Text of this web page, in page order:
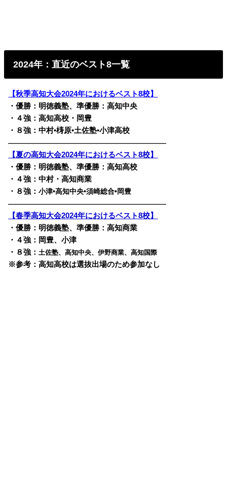
2024年：直近のベスト8一覧
【秋季高知大会2024年におけるベスト8校】
・優勝：明徳義塾、準優勝：高知中央
・４強：高知高校・岡豊
・８強：中村•梼原•土佐塾•小津高校
————————————————————————
【夏の高知大会2024年におけるベスト8校】
・優勝：明徳義塾、準優勝：高知高校
・４強：中村・高知商業
・８強：小津•高知中央•須崎総合•岡豊
————————————————————————
【春季高知大会2024年におけるベスト8校】
・優勝：明徳義塾、準優勝：高知商業
・４強：岡豊、小津
・８強： 土佐塾、高知中央、伊野商業、高知国際
※参考：高知高校は選抜出場のため参加なし